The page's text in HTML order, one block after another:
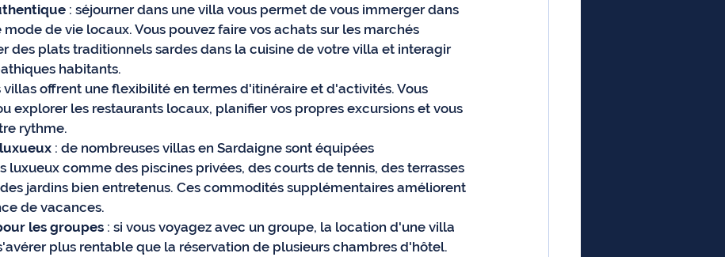
: séjourner dans une villa vous permet de vous immerger dans
de vie locaux. Vous pouvez faire vos achats sur les marchés
des plats traditionnels sardes dans la cuisine de votre villa et interagir
habitants.
villas offrent une flexibilité en termes d'itinéraire et d'activités. Vous
explorer les restaurants locaux, planifier vos propres excursions et vous
rythme.
: de nombreuses villas en Sardaigne sont équipées
luxueux comme des piscines privées, des courts de tennis, des terrasses
jardins bien entretenus. Ces commodités supplémentaires améliorent
de vacances.
les groupes : si vous voyagez avec un groupe, la location d'une villa
plus rentable que la réservation de plusieurs chambres d'hôtel.